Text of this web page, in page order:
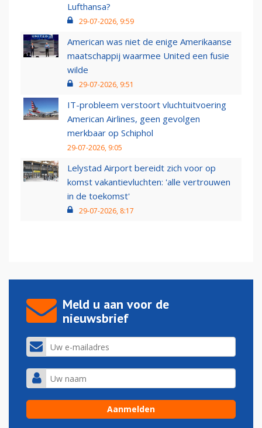
Lufthansa?
29-07-2026, 9:59
American was niet de enige Amerikaanse
maatschappij waarmee United een fusie
wilde
29-07-2026, 9:51
IT-probleem verstoort vluchtuitvoering
American Airlines, geen gevolgen
merkbaar op Schiphol
29-07-2026, 9:05
Lelystad Airport bereidt zich voor op
komst vakantievluchten: 'alle vertrouwen
in de toekomst'
29-07-2026, 8:17
Meld u aan voor de
nieuwsbrief